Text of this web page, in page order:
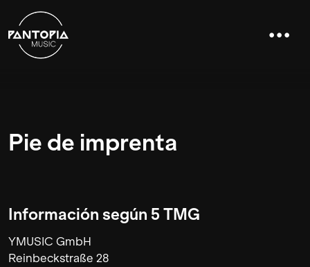
Pie de imprenta
Información según 5 TMG
YMUSIC GmbH
Reinbeckstraße 28